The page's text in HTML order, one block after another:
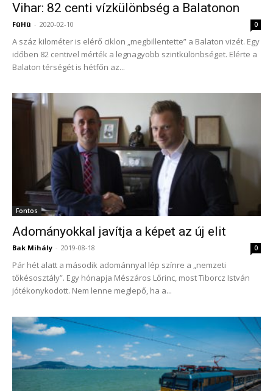
Vihar: 82 centi vízkülönbség a Balatonon
FüHü - 2020-02-10 0
A száz kilométer is elérő ciklon „megbillentette” a Balaton vizét. Egy
időben 82 centivel mérték a legnagyobb szintkülönbséget. Elérte a
Balaton térségét is hétfőn az...
Fontos
Adományokkal javítja a képet az új elit
Bak Mihály - 2019-08-18 0
Pár hét alatt a második adománnyal lép színre a „nemzeti
tőkésosztály”. Egy hónapja Mészáros Lőrinc, most Tiborcz István
jótékonykodott. Nem lenne meglepő, ha a...